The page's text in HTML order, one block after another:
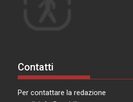
Contatti
Per contattare la redazione